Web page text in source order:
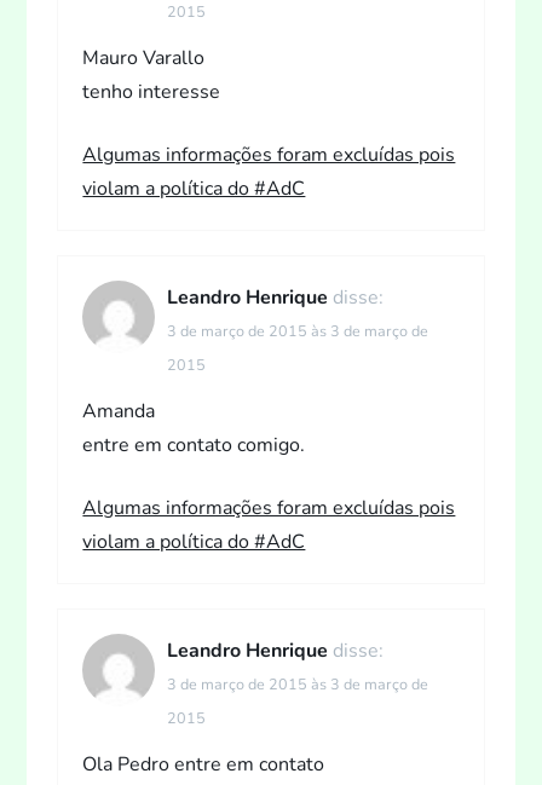
2015
Mauro Varallo
tenho interesse
Algumas informações foram excluídas pois
violam a política do #AdC
Leandro Henrique disse:
3 de março de 2015 às 3 de março de
2015
Amanda
entre em contato comigo.
Algumas informações foram excluídas pois
violam a política do #AdC
Leandro Henrique disse:
3 de março de 2015 às 3 de março de
2015
Ola Pedro entre em contato